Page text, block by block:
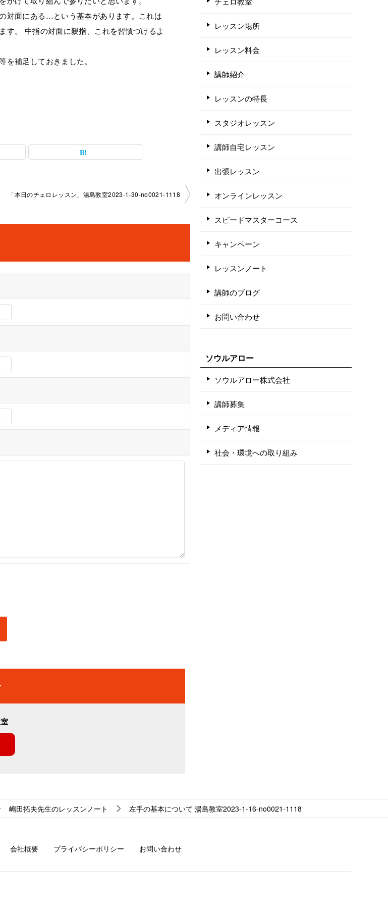
対面にある…という基本があります。これは
す。 中指の対面に親指、これを習慣づけるよ
補足しておきました。
「本日のチェロレッスン」湯島教室2023-1-30-no0021-1118
レッスン場所
レッスン料金
講師紹介
レッスンの特長
スタジオレッスン
講師自宅レッスン
出張レッスン
オンラインレッスン
スピードマスターコース
キャンペーン
レッスンノート
講師のブログ
お問い合わせ
ソウルアロー
ソウルアロー株式会社
講師募集
メディア情報
社会・環境への取り組み
嶋田拓夫先生のレッスンノート 左手の基本について 湯島教室2023-1-16-no0021-1118
会社概要 プライバシーポリシー お問い合わせ